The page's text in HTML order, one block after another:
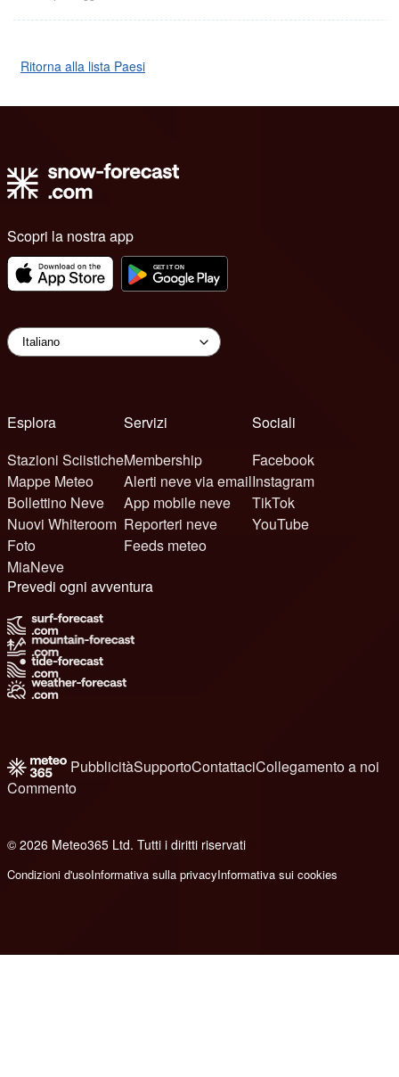
Ritorna alla lista Paesi
Scopri la nostra app
Esplora
Stazioni Sciistiche
Mappe Meteo
Bollettino Neve
Nuovi Whiteroom
Foto
MiaNeve
Servizi
Membership
Alerti neve via email
App mobile neve
Reporteri neve
Feeds meteo
Sociali
Facebook
Instagram
TikTok
YouTube
Prevedi ogni avventura
PubblicitàSupportoContattaciCollegamento a noi
Commento
© 2026 Meteo365 Ltd. Tutti i diritti riservati
Condizioni d'usoInformativa sulla privacyInformativa sui cookies